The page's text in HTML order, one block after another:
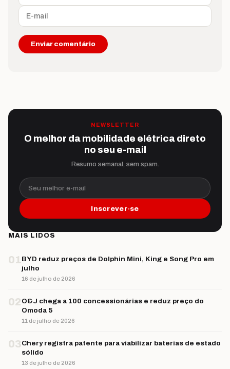
NEWSLETTER
O melhor da mobilidade elétrica direto
no seu e-mail
Resumo semanal, sem spam.
Seu melhor e-mail
Inscrever-se
MAIS LIDOS
01BYD reduz preços de Dolphin Mini, King e Song Pro em
julho
16 de julho de 2026
02 O&J chega a 100 concessionárias e reduz preço do
Omoda 5
11 de julho de 2026
03Chery registra patente para viabilizar baterias de estado
sólido
13 de julho de 2026